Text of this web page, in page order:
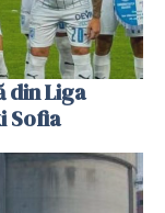
din Liga
Sofia